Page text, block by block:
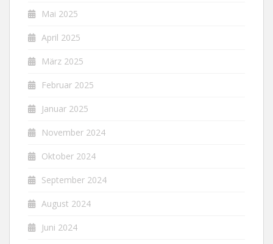
Mai 2025
April 2025
März 2025
Februar 2025
Januar 2025
November 2024
Oktober 2024
September 2024
August 2024
Juni 2024